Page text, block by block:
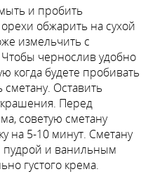
и пробить
обжарить на сухой
измельчить с
чернослив удобно
когда будете пробивать
Оставить
Перед
советую сметану
на 5-10 минут. Сметану
пудрой и ванильным
густого крема.